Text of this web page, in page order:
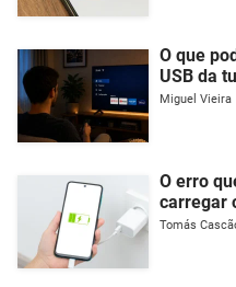
O que
USB da
Miguel Vieira
O erro
carregar
Tomás